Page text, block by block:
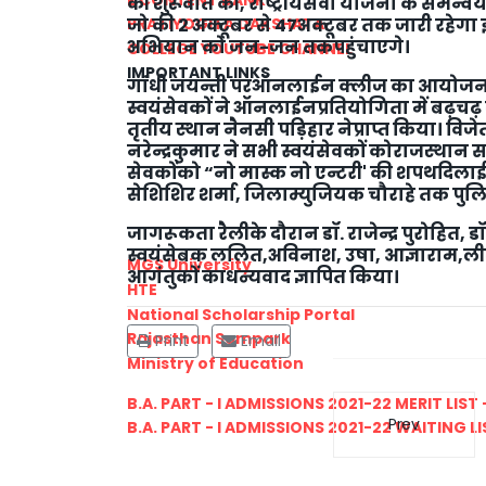
PRATIYOGITA DAKSHATA
COLLEGE YOUTUBE CHANNEL
IMPORTANT LINKS
MGS University
HTE
National Scholarship Portal
Rajasthan Sampark
Ministry of Education
B.A. PART - I ADMISSIONS 2021-22 MERIT LIST
B.A. PART - I ADMISSIONS 2021-22 WAITING
जो की 2 अक्टूबर से 47अक्टूबर तक जारी
अभियान को जन-जन तकपहुंचाएगे।
गांधी जयन्ती परऑनलाईन क्लीज का आयोजन
स्वयंसेवकों ने ऑनलाईनप्रतियोगिता में बढ़चढ़
तृतीय स्थान नैनसी पड़िहार नेप्राप्त किया।
नरेन्द्रकुमार ने सभी स्वयंसेवकों कोराजस्थान
सेवकोंको “नो मास्क नो एन्टरी' की शपथदिलाई
सेशिशिर शर्मा, जिलाम्युजियक चौराहे तक
जागरूकता रैलीके दौरान डॉ. राजेन्द्र पुरोहित,
स्वयंसेबक ललित,अविनाश, उषा,
आगंतुकों काधन्यवाद ज्ञापित किया।
Print Email
Prev